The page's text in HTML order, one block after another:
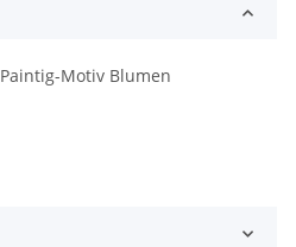
Motiv Blumen